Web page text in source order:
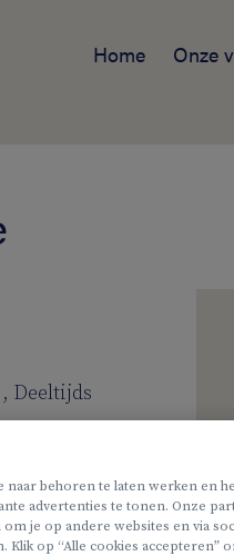
Home Onze
, Deeltijds
wil je kinderen zien
behoren te laten werken en
advertenties te tonen. Onze
je op andere websites en via
op “Alle cookies accepteren”